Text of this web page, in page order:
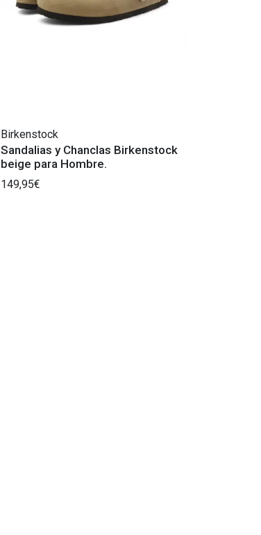
Birkenstock
Sandalias y Chanclas Birkenstock
beige para Hombre.
149,95€